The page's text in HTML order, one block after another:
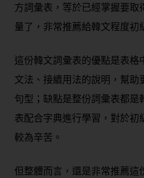
方詞彙表，等於已經掌握要取
量了，非常推薦給韓文程度初
這份韓文詞彙表的優點是表格
文法、接續用法的說明，幫助
句型；缺點是整份詞彙表都是
表配合字典進行學習，對於初
較為辛苦。
但整體而言，還是非常推薦這